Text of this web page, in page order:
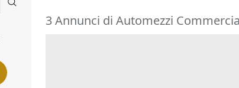
3 Annunci di Automezzi